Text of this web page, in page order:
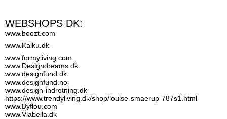
WEBSHOPS DK:
www.boozt.com
www.Kaiku.dk
www.formyliving.com
www.Designdreams.dk
www.designfund.dk
www.designfund.no
www.design-indretning.dk
https://www.trendyliving.dk/shop/louise-smaerup-787s1.html
www.Byflou.com
www.Viabella.dk